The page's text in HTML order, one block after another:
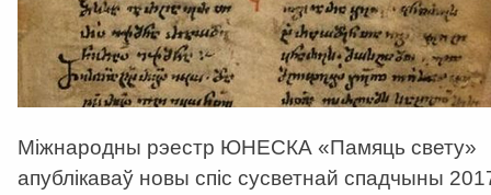
Міжнародны рэестр ЮНЕСКА «Памяць свету»
апублікаваў новы спіс сусветнай спадчыны